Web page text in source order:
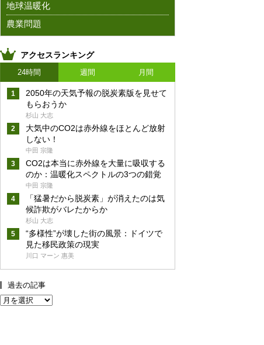
地球温暖化
農業問題
アクセスランキング
24時間 週間 月間
2050年の天気予報の脱炭素版を見せて
もらおうか
杉山 大志
大気中のCO2は赤外線をほとんど放射
しない！
中田 宗隆
CO2は本当に赤外線を大量に吸収する
のか：温暖化スペクトルの3つの錯覚
中田 宗隆
「猛暑だから脱炭素」が消えたのは気
候詐欺がバレたからか
杉山 大志
“多様性”が壊した街の風景：ドイツで
見た移民政策の現実
川口 マーン 惠美
過去の記事